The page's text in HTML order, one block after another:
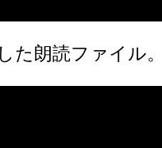
た朗読ファイル